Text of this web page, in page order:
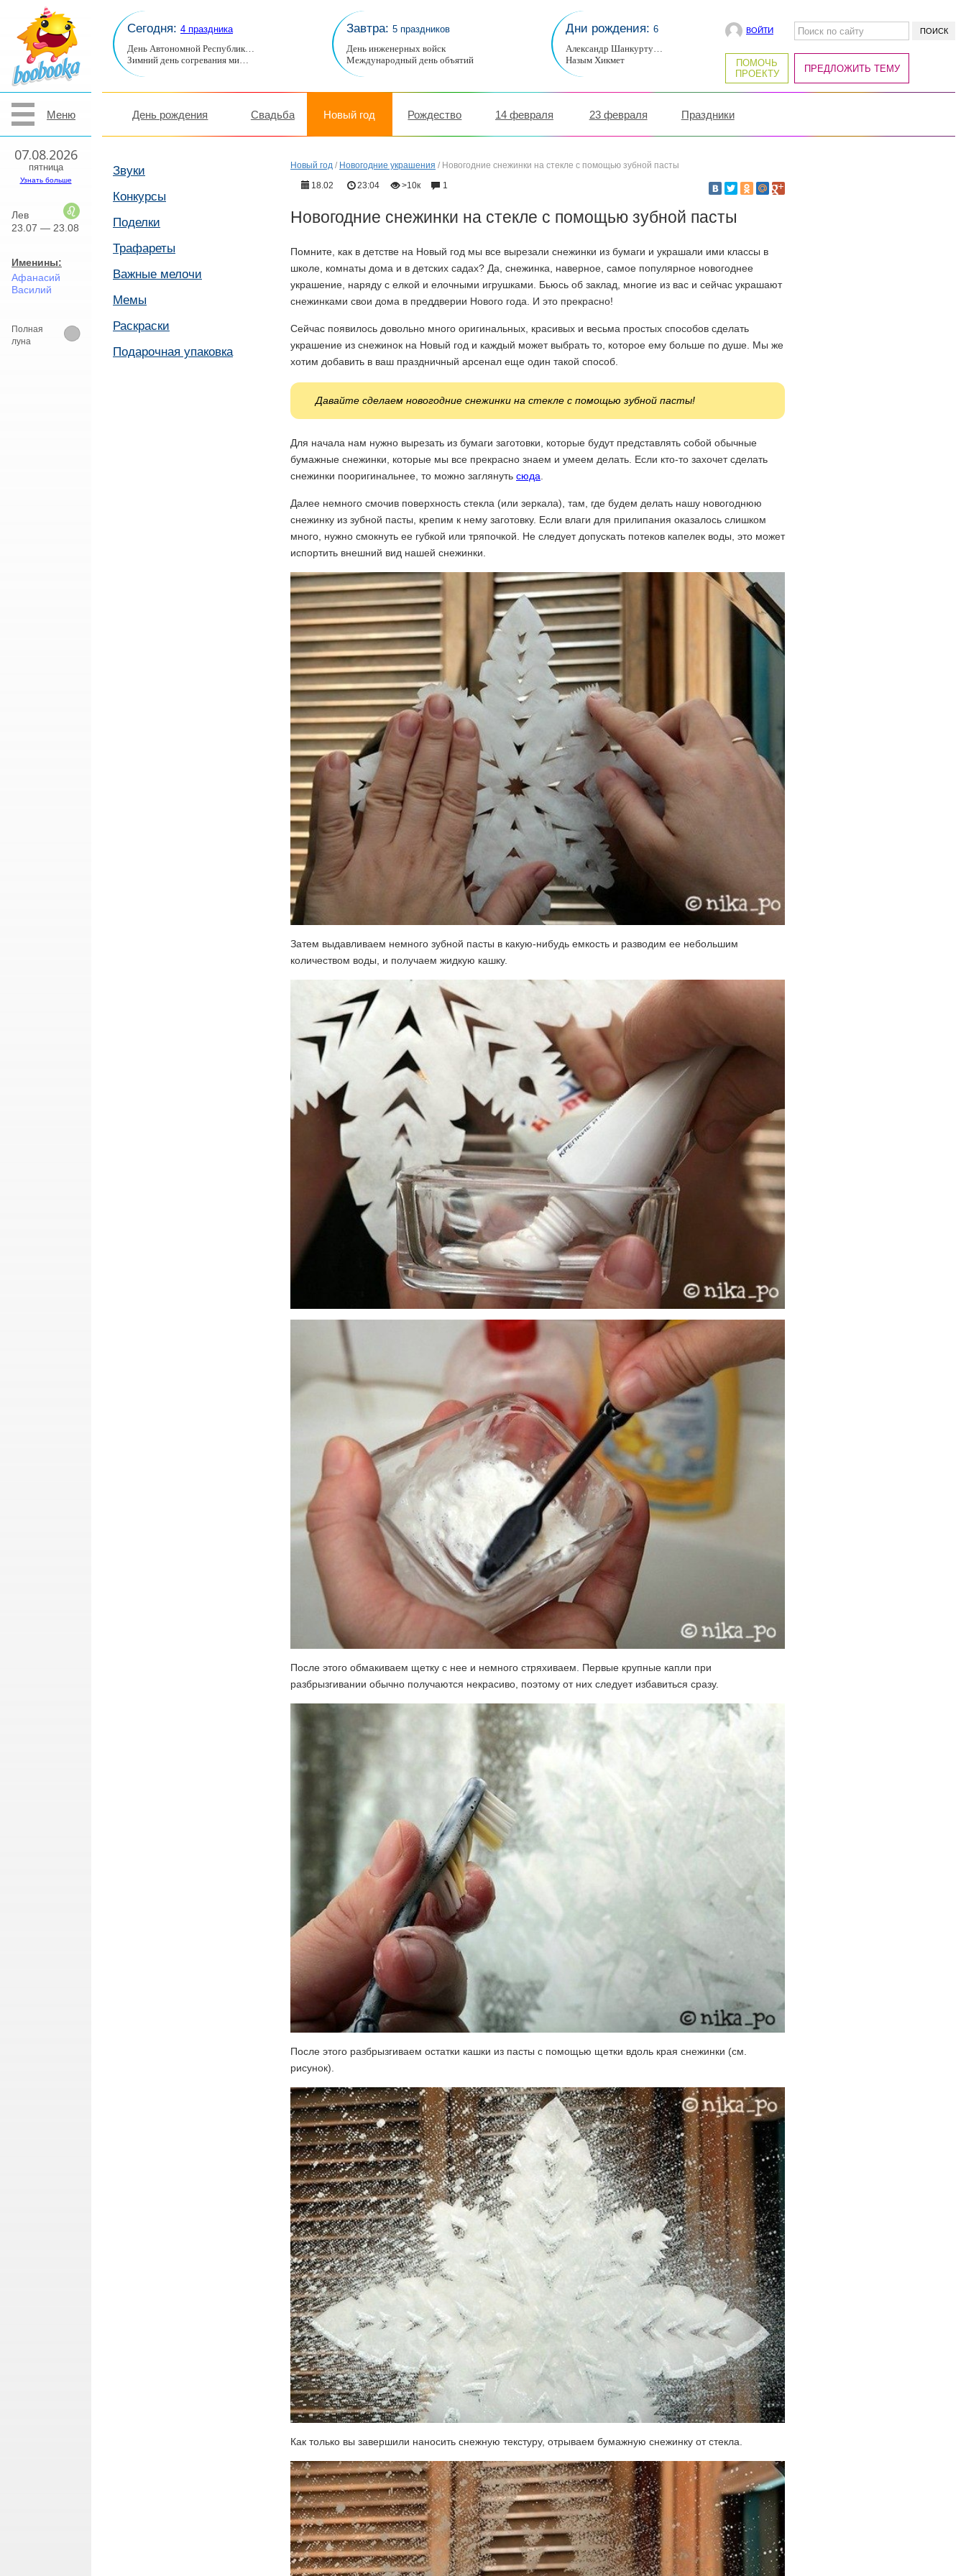
Меню
07.08.2026
пятница
Узнать больше
Лев
23.07 — 23.08
Именины:
Афанасий
Василий
Полная
луна
Сегодня: 4 праздника
День Автономной Республик…
Зимний день согревания ми…
Завтра: 5 праздников
День инженерных войск
Международный день объятий
Дни рождения: 6
Александр Шанкурту…
Назым Хикмет
ВОЙТИ
ПОМОЧЬ
ПРОЕКТУ
ПРЕДЛОЖИТЬ ТЕМУ
День рождения Свадьба Новый год Рождество 14 февраля 23 февраля Праздники
Звуки
Конкурсы
Поделки
Трафареты
Важные мелочи
Мемы
Раскраски
Подарочная упаковка
Новый год / Новогодние украшения / Новогодние снежинки на стекле с помощью зубной пасты
18.02
23:04 >10к 1
Новогодние снежинки на стекле с помощью зубной пасты
Помните, как в детстве на Новый год мы все вырезали снежинки из бумаги и украшали ими классы в
школе, комнаты дома и в детских садах? Да, снежинка, наверное, самое популярное новогоднее
украшение, наряду с елкой и елочными игрушками. Бьюсь об заклад, многие из вас и сейчас украшают
снежинками свои дома в преддверии Нового года. И это прекрасно!
Сейчас появилось довольно много оригинальных, красивых и весьма простых способов сделать
украшение из снежинок на Новый год и каждый может выбрать то, которое ему больше по душе. Мы же
хотим добавить в ваш праздничный арсенал еще один такой способ.
Давайте сделаем новогодние снежинки на стекле с помощью зубной пасты!
Для начала нам нужно вырезать из бумаги заготовки, которые будут представлять собой обычные
бумажные снежинки, которые мы все прекрасно знаем и умеем делать. Если кто-то захочет сделать
снежинки пооригинальнее, то можно заглянуть сюда
Далее немного смочив поверхность стекла (или зеркала), там, где будем делать нашу новогоднюю
снежинку из зубной пасты, крепим к нему заготовку. Если влаги для прилипания оказалось слишком
много, нужно смокнуть ее губкой или тряпочкой. Не следует допускать потеков капелек воды, это может
испортить внешний вид нашей снежинки.
Затем выдавливаем немного зубной пасты в какую-нибудь емкость и разводим ее небольшим
количеством воды, и получаем жидкую кашку.
После этого обмакиваем щетку с нее и немного стряхиваем. Первые крупные капли при
разбрызгивании обычно получаются некрасиво, поэтому от них следует избавиться сразу.
После этого разбрызгиваем остатки кашки из пасты с помощью щетки вдоль края снежинки (см.
рисунок).
Как только вы завершили наносить снежную текстуру, отрываем бумажную снежинку от стекла.